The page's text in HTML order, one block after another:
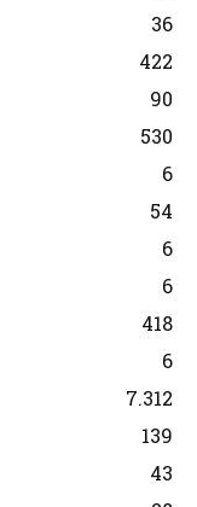
36
422
90
530
6
54
6
6
418
6
7.312
139
43